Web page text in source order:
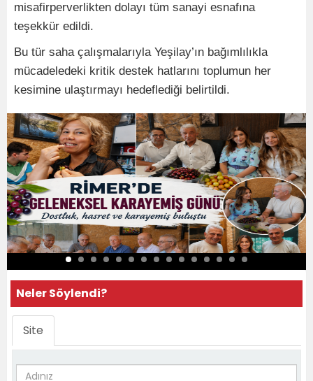
misafirperverlikten dolayı tüm sanayi esnafına
teşekkür edildi.
Bu tür saha çalışmalarıyla Yeşilay’ın bağımlılıkla
mücadeledeki kritik destek hatlarını toplumun her
kesimine ulaştırmayı hedeflediği belirtildi.
Neler Söylendi?
Site